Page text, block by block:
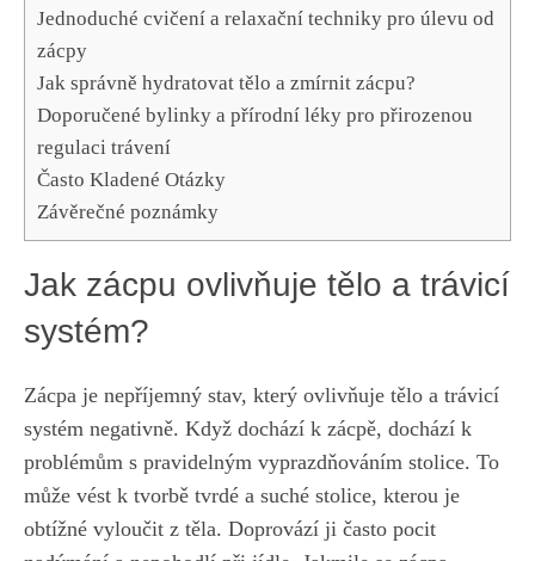
Jednoduché cvičení a relaxační techniky pro úlevu od
zácpy
Jak správně hydratovat tělo a zmírnit zácpu?
Doporučené bylinky a přírodní léky pro přirozenou
regulaci trávení
Často Kladené Otázky
Závěrečné poznámky
Jak zácpu ovlivňuje tělo a trávicí
systém?
Zácpa je nepříjemný stav, který ovlivňuje tělo a trávicí
systém negativně. Když dochází k zácpě, dochází k
problémům s pravidelným vyprazdňováním stolice. To
může vést k tvorbě tvrdé a suché stolice, kterou je
obtížné vyloučit z těla. Doprovází ji často pocit